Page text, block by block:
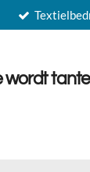
wordt tante